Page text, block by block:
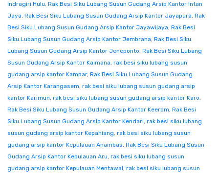
Indragiri Hulu, Rak Besi Siku Lubang Susun Gudang Arsip Kantor Intan
Jaya, Rak Besi Siku Lubang Susun Gudang Arsip Kantor Jayapura, Rak
Besi Siku Lubang Susun Gudang Arsip Kantor Jayawijaya, Rak Besi
Siku Lubang Susun Gudang Arsip Kantor Jembrana, Rak Besi Siku
Lubang Susun Gudang Arsip Kantor Jeneponto, Rak Besi Siku Lubang
Susun Gudang Arsip Kantor Kaimana, rak besi siku lubang susun
gudang arsip kantor Kampar, Rak Besi Siku Lubang Susun Gudang
Arsip Kantor Karangasem, rak besi siku lubang susun gudang arsip
kantor Karimun, rak besi siku lubang susun gudang arsip kantor Karo,
Rak Besi Siku Lubang Susun Gudang Arsip Kantor Keerom, Rak Besi
Siku Lubang Susun Gudang Arsip Kantor Kendari, rak besi siku lubang
susun gudang arsip kantor Kepahiang, rak besi siku lubang susun
gudang arsip kantor Kepulauan Anambas, Rak Besi Siku Lubang Susun
Gudang Arsip Kantor Kepulauan Aru, rak besi siku lubang susun
gudang arsip kantor Kepulauan Mentawai, rak besi siku lubang susun